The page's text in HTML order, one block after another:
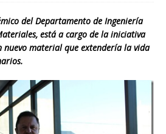
del Departamento de Ingeniería
está a cargo de la iniciativa
nuevo material que extendería la vida